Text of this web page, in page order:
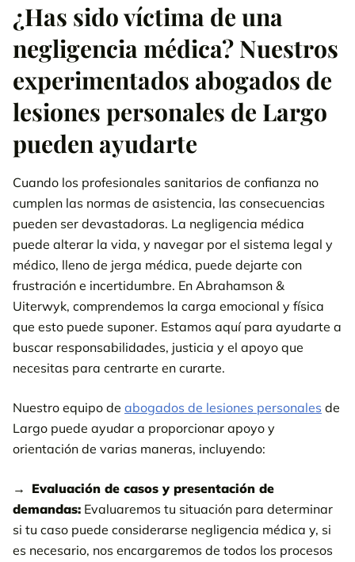
médica que tramitamos
Qué hacer si has sufrido lesiones por negligencia médica
Preguntas frecuentes de nuestros abogados especialistas en
negligencias médicas de Largo
Llámanos 24/7 800-538-4878solicite su revisión de caso
gratis.
PÓNGASE EN CONTACTO CON NUESTRO
EQUIPO
¿Has sido víctima de una
negligencia médica? Nuestros
experimentados abogados de
lesiones personales de Largo
pueden ayudarte
Cuando los profesionales sanitarios de confianza no
cumplen las normas de asistencia, las consecuencias
pueden ser devastadoras. La negligencia médica
puede alterar la vida, y navegar por el sistema legal y
médico, lleno de jerga médica, puede dejarte con
frustración e incertidumbre. En Abrahamson &
Uiterwyk, comprendemos la carga emocional y física
que esto puede suponer. Estamos aquí para ayudarte a
buscar responsabilidades, justicia y el apoyo que
necesitas para centrarte en curarte.
Nuestro equipo de abogados de lesiones personales de
Largo puede ayudar a proporcionar apoyo y
orientación de varias maneras, incluyendo:
Evaluación de casos y presentación de
demandas: Evaluaremos tu situación para determinar
si tu caso puede considerarse negligencia médica y, si
es necesario, nos encargaremos de todos los procesos